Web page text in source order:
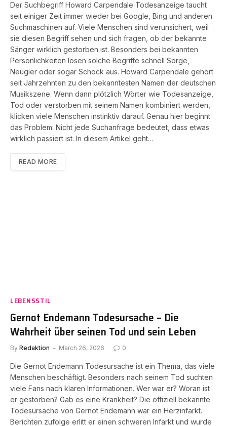
Der Suchbegriff Howard Carpendale Todesanzeige taucht
seit einiger Zeit immer wieder bei Google, Bing und anderen
Suchmaschinen auf. Viele Menschen sind verunsichert, weil
sie diesen Begriff sehen und sich fragen, ob der bekannte
Sänger wirklich gestorben ist. Besonders bei bekannten
Persönlichkeiten lösen solche Begriffe schnell Sorge,
Neugier oder sogar Schock aus. Howard Carpendale gehört
seit Jahrzehnten zu den bekanntesten Namen der deutschen
Musikszene. Wenn dann plötzlich Wörter wie Todesanzeige,
Tod oder verstorben mit seinem Namen kombiniert werden,
klicken viele Menschen instinktiv darauf. Genau hier beginnt
das Problem: Nicht jede Suchanfrage bedeutet, dass etwas
wirklich passiert ist. In diesem Artikel geht…
READ MORE
LEBENSSTIL
Gernot Endemann Todesursache – Die
Wahrheit über seinen Tod und sein Leben
By Redaktion March 26, 2026 0
Die Gernot Endemann Todesursache ist ein Thema, das viele
Menschen beschäftigt. Besonders nach seinem Tod suchten
viele Fans nach klaren Informationen. Wer war er? Woran ist
er gestorben? Gab es eine Krankheit? Die offiziell bekannte
Todesursache von Gernot Endemann war ein Herzinfarkt.
Berichten zufolge erlitt er einen schweren Infarkt und wurde